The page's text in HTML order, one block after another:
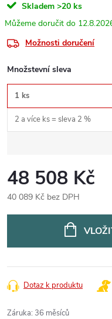
Skladem >20 ks
Možnosti doručení
Množstevní sleva
1 ks
2 a více ks = sleva 2 %
48 508 Kč
40 089 Kč bez DPH
Dotaz k produktu
Záruka: 36 měsíců